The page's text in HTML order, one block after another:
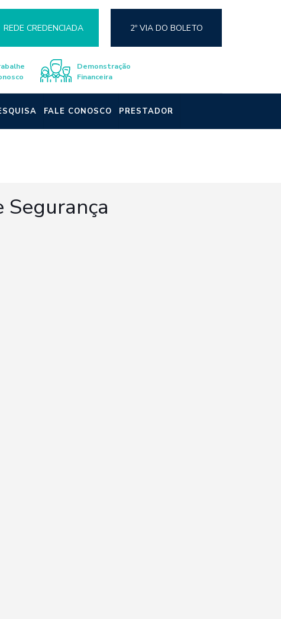
REDE CREDENCIADA 2º VIA DO BOLETO
Demonstração
Financeira
FALE CONOSCO PRESTADOR